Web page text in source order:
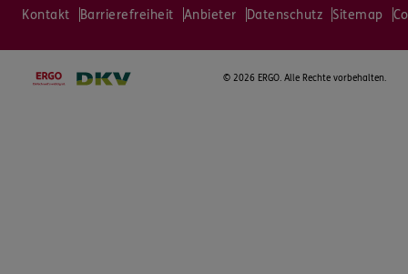
Kontakt Barrierefreiheit Anbieter Datenschutz Sitemap
© 2026 ERGO. Alle Rechte vorbehalten.